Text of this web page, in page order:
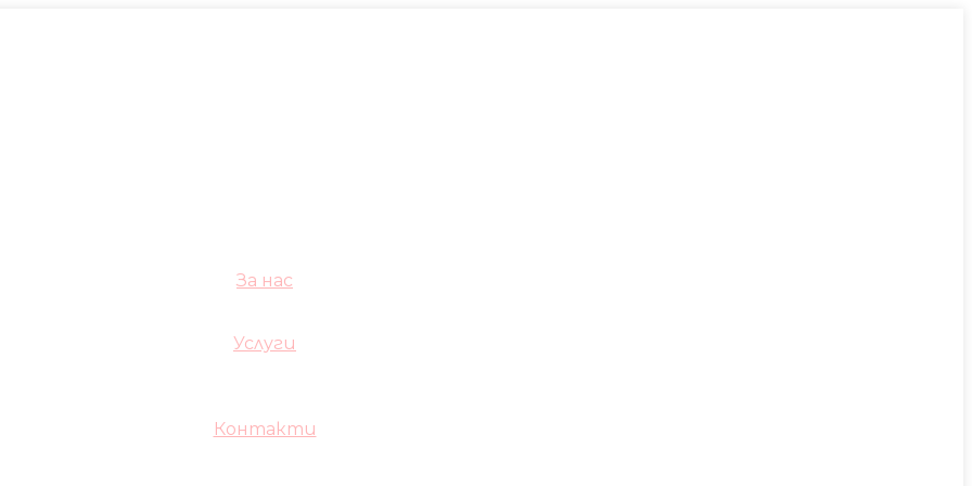
За нас
Услуги
Контакти